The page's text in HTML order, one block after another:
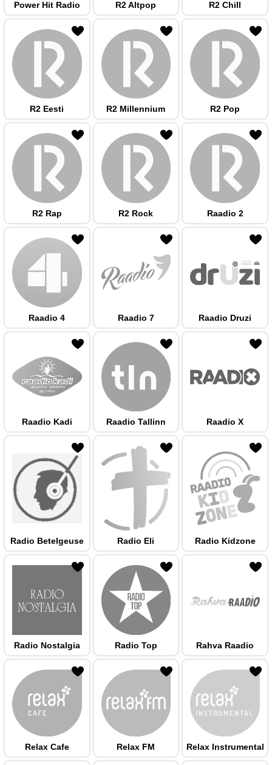
Power Hit Radio R2 Altpop R2 Chill
R2 Eesti R2 Millennium R2 Pop
R2 Rap R2 Rock Raadio 2
Raadio 4 Raadio 7 Raadio Druzi
Raadio Kadi Raadio Tallinn Raadio X
Radio Betelgeuse Radio Eli Radio Kidzone
Radio Nostalgia Radio Top Rahva Raadio
Relax Cafe Relax FM Relax Instrumental